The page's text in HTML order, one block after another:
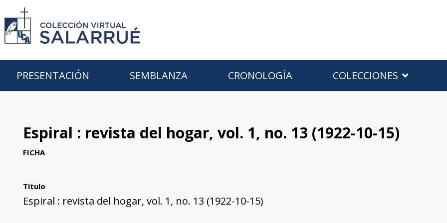
PRESENTACIÓN SEMBLANZA CRONOLOGÍA COLECCIONES
Espiral : revista del hogar, vol. 1, no. 13 (1922-10-15)
FICHA
Título
Espiral : revista del hogar, vol. 1, no. 13 (1922-10-15)